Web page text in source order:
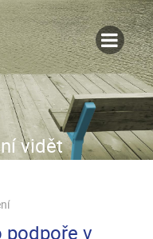
vidět
podpoře v